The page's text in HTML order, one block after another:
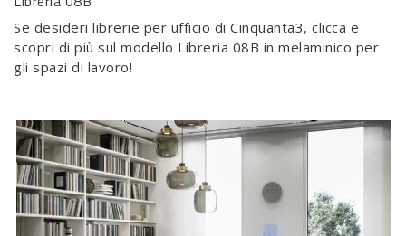
Se desideri librerie per ufficio di Cinquanta3, clicca e
scopri di più sul modello Libreria 08B in melaminico per
gli spazi di lavoro!